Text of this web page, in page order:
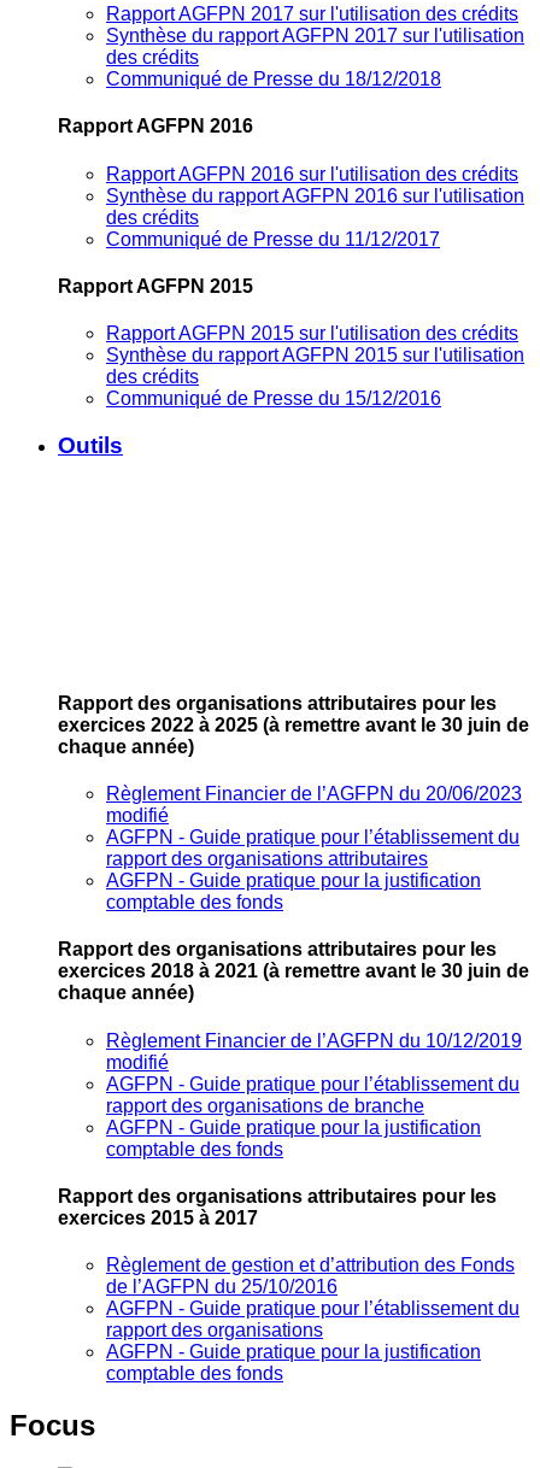
Rapport AGFPN 2017 sur l'utilisation des crédits
Synthèse du rapport AGFPN 2017 sur l'utilisation
des crédits
Communiqué de Presse du 18/12/2018
Rapport AGFPN 2016
Rapport AGFPN 2016 sur l'utilisation des crédits
Synthèse du rapport AGFPN 2016 sur l'utilisation
des crédits
Communiqué de Presse du 11/12/2017
Rapport AGFPN 2015
Rapport AGFPN 2015 sur l'utilisation des crédits
Synthèse du rapport AGFPN 2015 sur l'utilisation
des crédits
Communiqué de Presse du 15/12/2016
Outils
Rapport des organisations attributaires pour les
exercices 2022 à 2025 (à remettre avant le 30 juin de
chaque année)
Règlement Financier de l’AGFPN du 20/06/2023
modifié
AGFPN ‐ Guide pratique pour l’établissement du
rapport des organisations attributaires
AGFPN ‐ Guide pratique pour la justification
comptable des fonds
Rapport des organisations attributaires pour les
exercices 2018 à 2021 (à remettre avant le 30 juin de
chaque année)
Règlement Financier de l’AGFPN du 10/12/2019
modifié
AGFPN ‐ Guide pratique pour l’établissement du
rapport des organisations de branche
AGFPN ‐ Guide pratique pour la justification
comptable des fonds
Rapport des organisations attributaires pour les
exercices 2015 à 2017
Règlement de gestion et d’attribution des Fonds
de l’AGFPN du 25/10/2016
AGFPN ‐ Guide pratique pour l’établissement du
rapport des organisations
AGFPN ‐ Guide pratique pour la justification
comptable des fonds
Focus